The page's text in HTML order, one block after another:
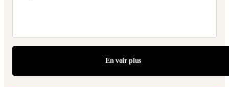
En voir plus